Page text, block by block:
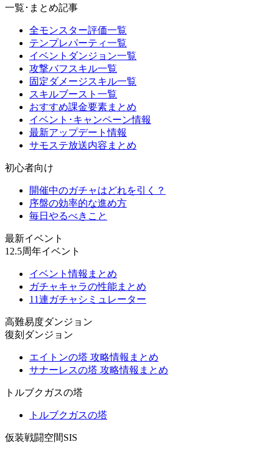
一覧･まとめ記事
全モンスター評価一覧
テンプレパーティ一覧
イベントダンジョン一覧
攻撃バフスキル一覧
固定ダメージスキル一覧
スキルブースト一覧
おすすめ課金要素まとめ
イベント･キャンペーン情報
最新アップデート情報
サモステ放送内容まとめ
初心者向け
開催中のガチャはどれを引く？
序盤の効率的な進め方
毎日やるべきこと
最新イベント
12.5周年イベント
イベント情報まとめ
ガチャキャラの性能まとめ
11連ガチャシミュレーター
高難易度ダンジョン
復刻ダンジョン
エイトンの塔 攻略情報まとめ
サナーレスの塔 攻略情報まとめ
トルブクガスの塔
トルブクガスの塔
仮装戦闘空間SIS